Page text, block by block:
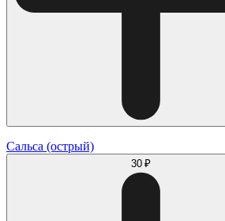
Сальса (острый)
30 ₽